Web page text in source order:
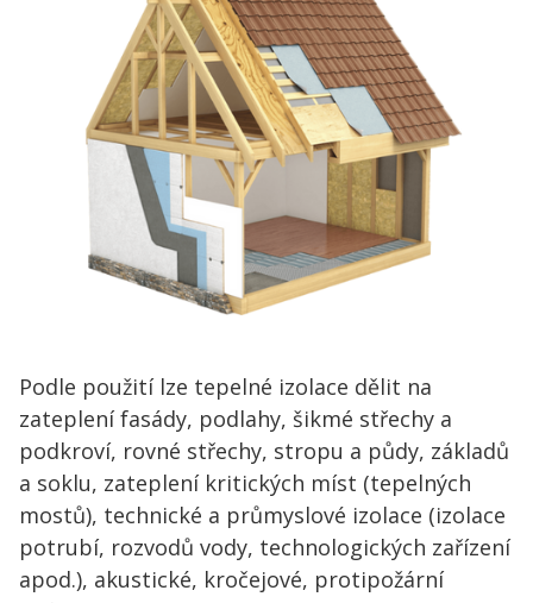
Podle použití lze tepelné izolace dělit na
zateplení fasády, podlahy, šikmé střechy a
podkroví, rovné střechy, stropu a půdy, základů
a soklu, zateplení kritických míst (tepelných
mostů), technické a průmyslové izolace (izolace
potrubí, rozvodů vody, technologických zařízení
apod.), akustické, kročejové, protipožární